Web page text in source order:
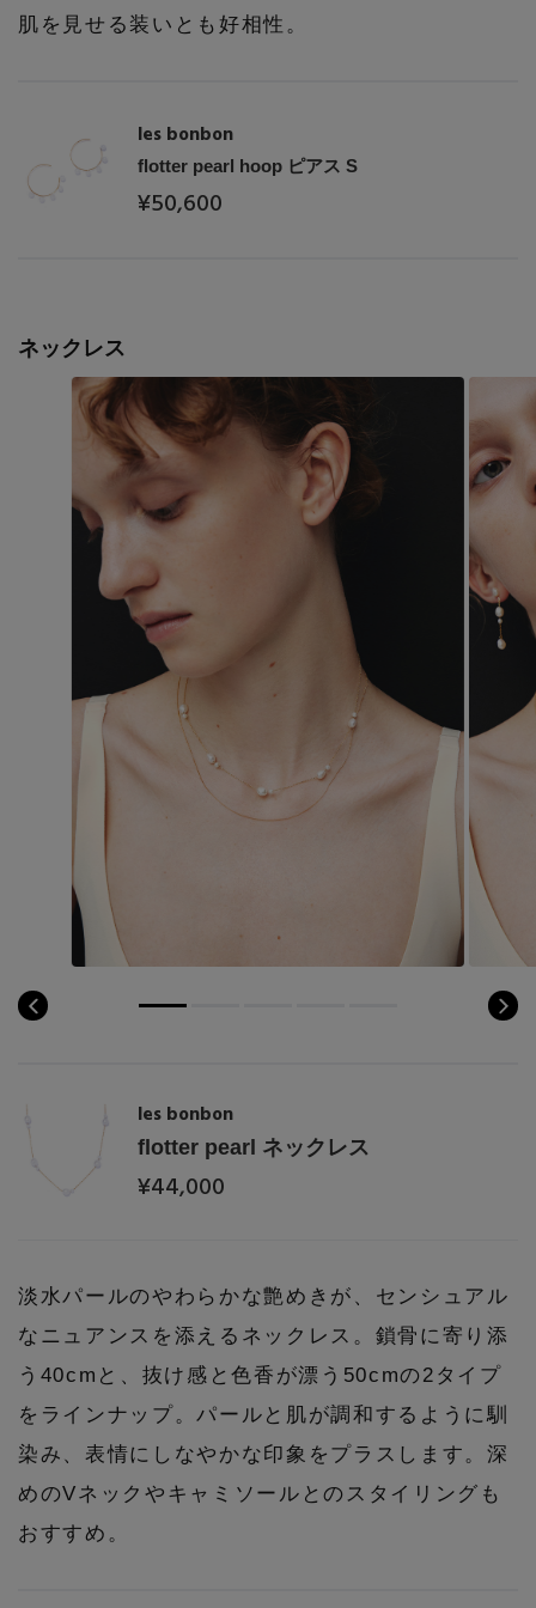
Stay in the Loop
ELLE SHOP 公式アプリ
肌を見せる装いとも好相性。
les bonbon
flotter pearl hoop ピアス S
¥50,600
ネックレス
les bonbon
flotter pearl ネックレス
¥44,000
淡水パールのやわらかな艶めきが、センシュアル
なニュアンスを添えるネックレス。鎖骨に寄り添
う40cmと、抜け感と色香が漂う50cmの2タイプ
をラインナップ。パールと肌が調和するように馴
染み、表情にしなやかな印象をプラスします。深
めのVネックやキャミソールとのスタイリングも
おすすめ。